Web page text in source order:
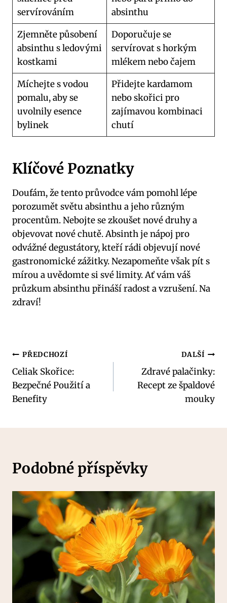
servírováním
⁤absinthu
Zjemněte působení
absinthu s ledovými
kostkami
Doporučuje se
servírovat s horkým
mlékem nebo čajem
Míchejte s vodou
pomalu, aby se
uvolnily esence
bylinek
Přidejte⁣ kardamom
nebo skořici pro
zajímavou kombinaci
chutí
Klíčové Poznatky
Doufám, že tento ​průvodce vám pomohl lépe
porozumět světu absinthu a ⁢jeho různým
procentům. Nebojte se zkoušet nové druhy a
⁢objevovat nové chutě. Absinth je nápoj ⁤pro
odvážné degustátory, kteří rádi objevují nové
gastronomické zážitky. Nezapomeňte však‌ pít s
mírou a ⁣uvědomte si ‌své limity. Ať vám váš
⁣průzkum absinthu ⁤přináší radost a vzrušení. Na
zdraví!
Navigace
pro
příspěvek
PŘEDCHOZÍ
Celiak Skořice:
Bezpečné Použití a
Benefity
DALŠÍ
Zdravé palačinky:
Recept ze špaldové
mouky
Podobné příspěvky